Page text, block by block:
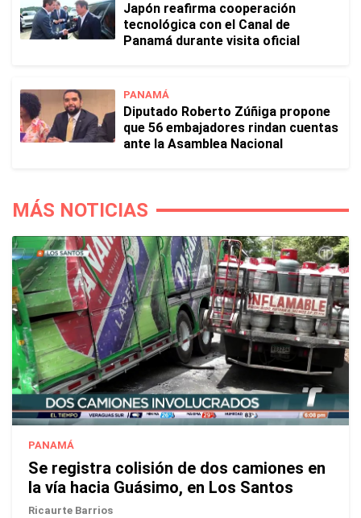
Japón reafirma cooperación
tecnológica con el Canal de
Panamá durante visita oficial
PANAMÁ
Diputado Roberto Zúñiga propone
que 56 embajadores rindan cuentas
ante la Asamblea Nacional
MÁS NOTICIAS
PANAMÁ
Se registra colisión de dos camiones en
la vía hacia Guásimo, en Los Santos
Ricaurte Barrios